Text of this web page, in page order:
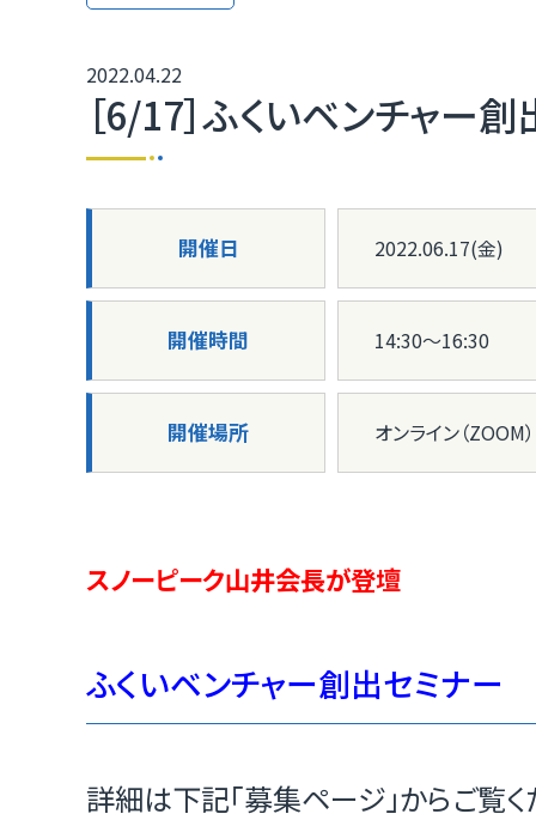
福井
2022.04.22
［6/17］ふくいベンチャー
開催日 2022.06.17(金)
開催時間 14:30〜16:30
開催場所 オンライン（
スノーピーク山井会長が登壇
ふくいベンチャー創出セミナー
詳細は下記「募集ページ」からご覧く